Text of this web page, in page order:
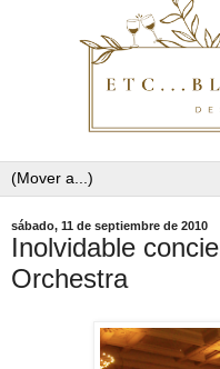
sábado, 11 de septiembre de 2010
Inolvidable
Orchestra